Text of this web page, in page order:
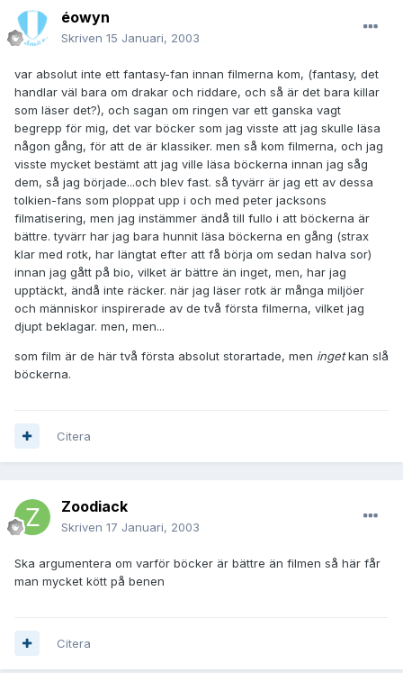
éowyn
Skriven 15 Januari, 2003
var absolut inte ett fantasy-fan innan filmerna kom, (fantasy, det
handlar väl bara om drakar och riddare, och så är det bara killar
som läser det?), och sagan om ringen var ett ganska vagt
begrepp för mig, det var böcker som jag visste att jag skulle läsa
någon gång, för att de är klassiker. men så kom filmerna, och jag
visste mycket bestämt att jag ville läsa böckerna innan jag såg
dem, så jag började...och blev fast. så tyvärr är jag ett av dessa
tolkien-fans som ploppat upp i och med peter jacksons
filmatisering, men jag instämmer ändå till fullo i att böckerna är
bättre. tyvärr har jag bara hunnit läsa böckerna en gång (strax
klar med rotk, har längtat efter att få börja om sedan halva sor)
innan jag gått på bio, vilket är bättre än inget, men, har jag
upptäckt, ändå inte räcker. när jag läser rotk är många miljöer
och människor inspirerade av de två första filmerna, vilket jag
djupt beklagar. men, men...
som film är de här två första absolut storartade, men ingetkan slå
böckerna.
Citera
Zoodiack
Skriven 17 Januari, 2003
Ska argumentera om varför böcker är bättre än filmen så här får
man mycket kött på benen
Citera